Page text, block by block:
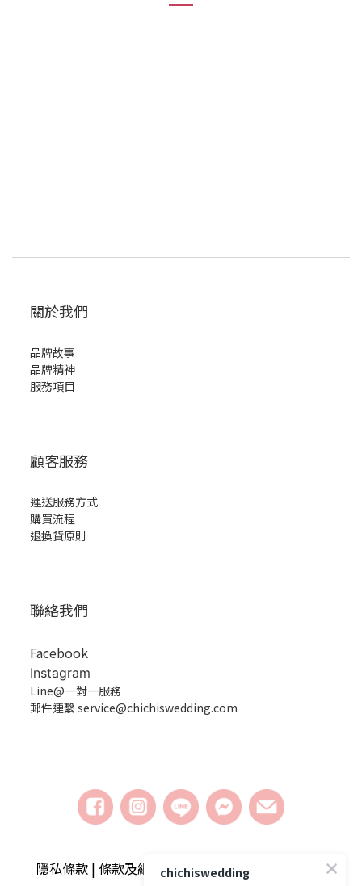
關於我們
品牌故事
品牌精神
服務項目
顧客服務
運送服務方式
購買流程
退換貨原則
聯絡我們
Facebook
Instagram
Line@一對一服務
郵件連繫 service@chichiswedding.com
隱私條款 | 條款及細則 | 2018 © chichiswedding婚
chichiswedding